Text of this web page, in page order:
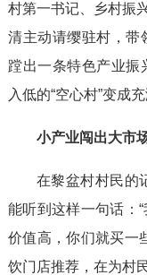
村第一书记、乡村振
清主动请缨驻村，带
蹚出一条特色产业振
入低的“空心村”变成
小产业闯出大市
在黎盆村村民的
能听到这样一句话：
价值高，你们就买一
饮门店推荐，在为村